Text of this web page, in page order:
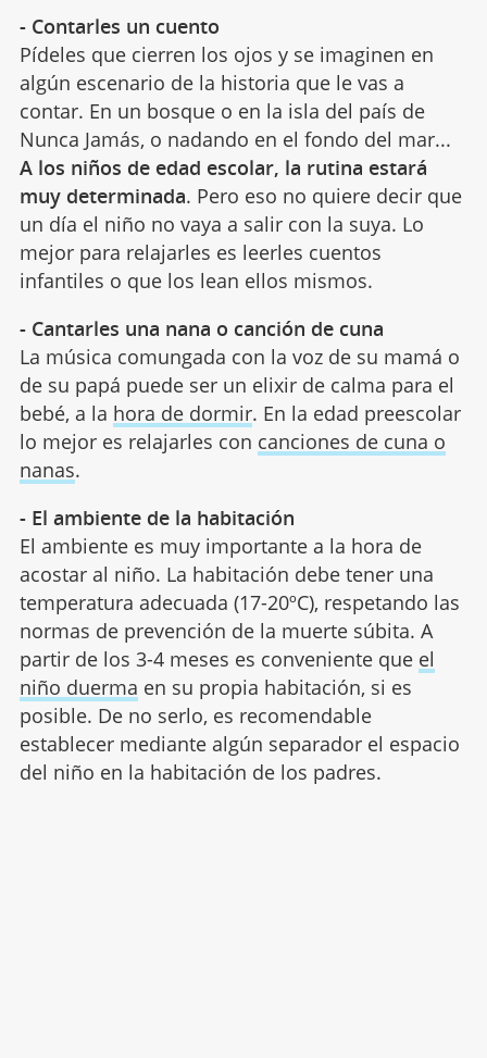
- Contarles un cuento
Pídeles que cierren los ojos y se imaginen en
algún escenario de la historia que le vas a
contar. En un bosque o en la isla del país de
Nunca Jamás, o nadando en el fondo del mar...
A los niños de edad escolar, la rutina estará
muy determinada. Pero eso no quiere decir que
un día el niño no vaya a salir con la suya. Lo
mejor para relajarles es leerles cuentos
infantiles o que los lean ellos mismos.
- Cantarles una nana o canción de cuna
La música comungada con la voz de su mamá o
de su papá puede ser un elixir de calma para el
bebé, a la hora de dormir. En la edad preescolar
lo mejor es relajarles con canciones de cuna o
nanas.
- El ambiente de la habitación
El ambiente es muy importante a la hora de
acostar al niño. La habitación debe tener una
temperatura adecuada (17-20ºC), respetando las
normas de prevención de la muerte súbita. A
partir de los 3-4 meses es conveniente que el
niño duerma en su propia habitación, si es
posible. De no serlo, es recomendable
establecer mediante algún separador el espacio
del niño en la habitación de los padres.